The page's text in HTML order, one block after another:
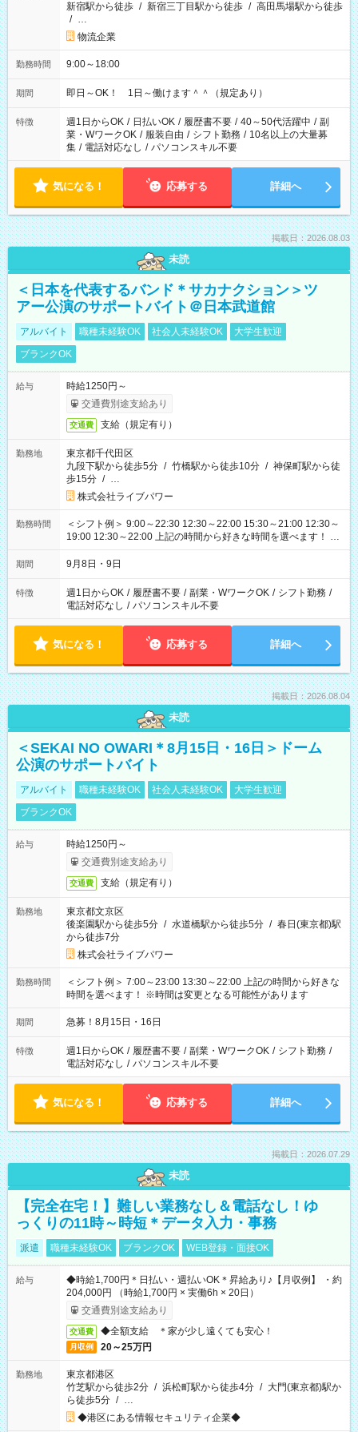
新宿駅から徒歩 / 新宿三丁目駅から徒歩 / 高田馬場駅から徒歩
/ …
物流企業
勤務時間 9:00～18:00
期間 即日～OK！ 1日～働けます＾＾（規定あり）
特徴 週1日からOK / 日払いOK / 履歴書不要 / 40～50代活躍中 / 副
業・WワークOK / 服装自由 / シフト勤務 / 10名以上の大量募
集 / 電話対応なし / パソコンスキル不要
気になる！ 応募する 詳細へ
掲載日：2026.08.03
未読
＜日本を代表するバンド＊サカナクション＞ツ
アー公演のサポートバイト＠日本武道館
アルバイト 職種未経験OK 社会人未経験OK
大学生歓迎
ブランクOK
給与
時給1250円～
交通費別途支給あり
交通費 支給（規定有り）
勤務地
東京都千代田区
九段下駅から徒歩5分 / 竹橋駅から徒歩10分 / 神保町駅から徒
歩15分 / …
株式会社ライブパワー
勤務時間
＜シフト例＞ 9:00～22:30 12:30～22:00 15:30～21:00 12:30～
19:00 12:30～22:00 上記の時間から好きな時間を選べます！ ※
時間は変更となる可能性があります
期間 9月8日・9日
特徴 週1日からOK / 履歴書不要 / 副業・WワークOK / シフト勤務 /
電話対応なし / パソコンスキル不要
気になる！ 応募する 詳細へ
掲載日：2026.08.04
未読
＜SEKAI NO OWARI＊8月15日・16日＞ドーム
公演のサポートバイト
アルバイト 職種未経験OK 社会人未経験OK
大学生歓迎
ブランクOK
給与
時給1250円～
交通費別途支給あり
交通費 支給（規定有り）
勤務地
東京都文京区
後楽園駅から徒歩5分 / 水道橋駅から徒歩5分 / 春日(東京都)駅
から徒歩7分
株式会社ライブパワー
勤務時間
＜シフト例＞ 7:00～23:00 13:30～22:00 上記の時間から好きな
時間を選べます！ ※時間は変更となる可能性があります
期間 急募！8月15日・16日
特徴 週1日からOK / 履歴書不要 / 副業・WワークOK / シフト勤務 /
電話対応なし / パソコンスキル不要
気になる！ 応募する 詳細へ
掲載日：2026.07.29
未読
【完全在宅！】難しい業務なし＆電話なし！ゆ
っくりの11時～時短＊データ入力・事務
派遣 職種未経験OK ブランクOK WEB登録・面接OK
給与
◆時給1,700円＊日払い・週払いOK＊昇給あり♪【月収例】 ・約
204,000円 （時給1,700円 × 実働6h × 20日）
交通費別途支給あり
交通費 ◆全額支給 ＊家が少し遠くても安心！
月収例 20～25万円
勤務地
東京都港区
竹芝駅から徒歩2分 / 浜松町駅から徒歩4分 / 大門(東京都)駅か
ら徒歩5分 / …
◆港区にある情報セキュリティ企業◆